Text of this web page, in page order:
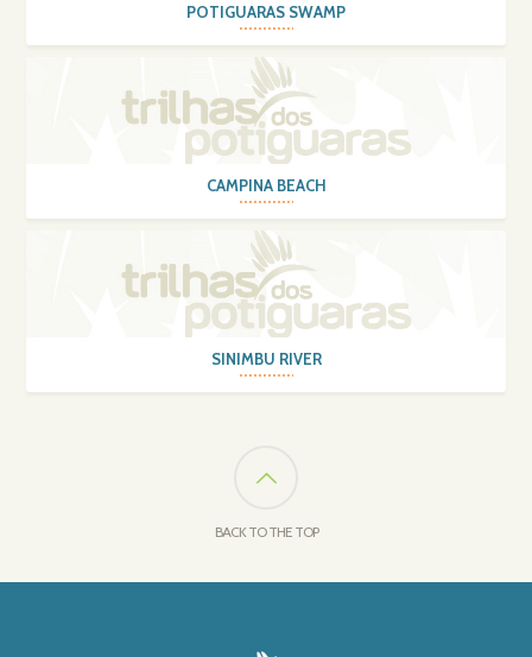
POTIGUARAS SWAMP
CAMPINA BEACH
SINIMBU RIVER
BACK TO THE TOP